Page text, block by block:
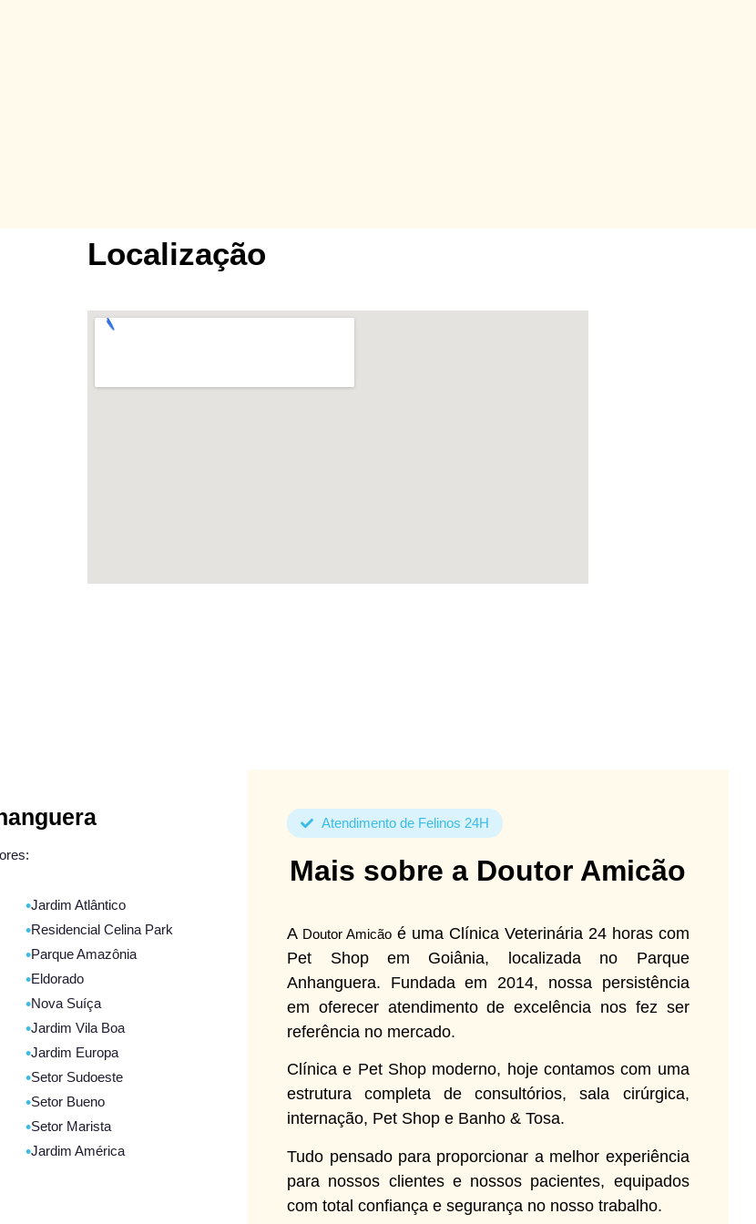
Localização
Jardim Atlântico
Residencial Celina Park
Parque Amazônia
Eldorado
Nova Suíça
Jardim Vila Boa
Jardim Europa
Setor Sudoeste
Setor Bueno
Setor Marista
Jardim América
Atendimento de Felinos 24H
Mais sobre a Doutor Amicão
A Doutor Amicão é uma Clínica Veterinária 24 horas com
Pet Shop em Goiânia, localizada no Parque
Anhanguera. Fundada em 2014, nossa persistência
em oferecer atendimento de excelência nos fez ser
referência no mercado.
Clínica e Pet Shop moderno, hoje contamos com uma
estrutura completa de consultórios, sala cirúrgica,
internação, Pet Shop e Banho & Tosa.
Tudo pensado para proporcionar a melhor experiência
para nossos clientes e nossos pacientes, equipados
com total confiança e segurança no nosso trabalho.